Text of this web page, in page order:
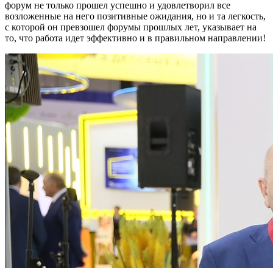
форум не только прошел успешно и удовлетворил все
возложенные на него позитивные ожидания, но и та легкость,
с которой он превзошел форумы прошлых лет, указывает на
то, что работа идет эффективно и в правильном направлении!